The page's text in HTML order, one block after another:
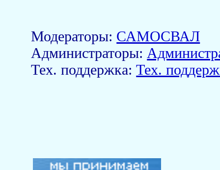
Модераторы: САМОСВАЛ
Aдминистраторы:
Тех. поддержка:Тех.